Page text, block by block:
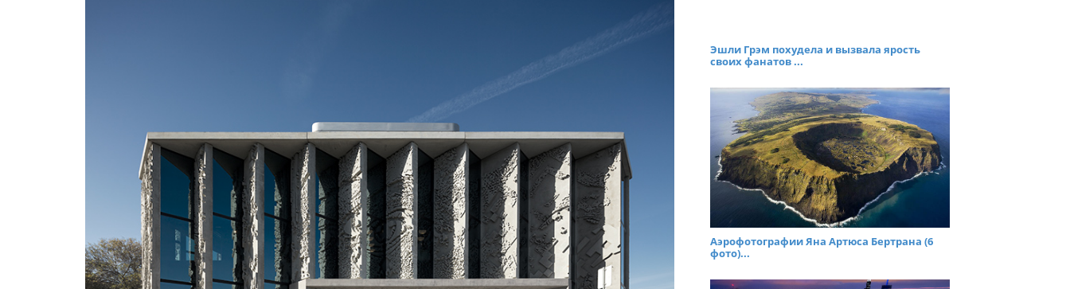
Эшли Грэм похудела и вызвала ярость
своих фанатов ...
Аэрофотографии Яна Артюса Бертрана (6
фото)...